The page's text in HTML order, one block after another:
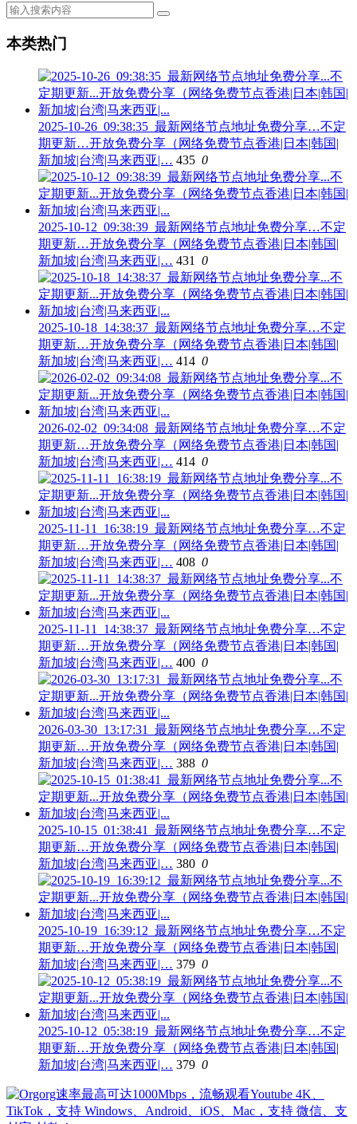
本类热门
2025-10-26_09:38:35_最新网络节点地址免费分享…不定
期更新…开放免费分享（网络免费节点香港|日本|韩国|
新加坡|台湾|马来西亚|… 435 0
2025-10-12_09:38:39_最新网络节点地址免费分享…不定
期更新…开放免费分享（网络免费节点香港|日本|韩国|
新加坡|台湾|马来西亚|… 431 0
2025-10-18_14:38:37_最新网络节点地址免费分享…不定
期更新…开放免费分享（网络免费节点香港|日本|韩国|
新加坡|台湾|马来西亚|… 414 0
2026-02-02_09:34:08_最新网络节点地址免费分享…不定
期更新…开放免费分享（网络免费节点香港|日本|韩国|
新加坡|台湾|马来西亚|… 414 0
2025-11-11_16:38:19_最新网络节点地址免费分享…不定
期更新…开放免费分享（网络免费节点香港|日本|韩国|
新加坡|台湾|马来西亚|… 408 0
2025-11-11_14:38:37_最新网络节点地址免费分享…不定
期更新…开放免费分享（网络免费节点香港|日本|韩国|
新加坡|台湾|马来西亚|… 400 0
2026-03-30_13:17:31_最新网络节点地址免费分享…不定
期更新…开放免费分享（网络免费节点香港|日本|韩国|
新加坡|台湾|马来西亚|… 388 0
2025-10-15_01:38:41_最新网络节点地址免费分享…不定
期更新…开放免费分享（网络免费节点香港|日本|韩国|
新加坡|台湾|马来西亚|… 380 0
2025-10-19_16:39:12_最新网络节点地址免费分享…不定
期更新…开放免费分享（网络免费节点香港|日本|韩国|
新加坡|台湾|马来西亚|… 379 0
2025-10-12_05:38:19_最新网络节点地址免费分享…不定
期更新…开放免费分享（网络免费节点香港|日本|韩国|
新加坡|台湾|马来西亚|… 379 0